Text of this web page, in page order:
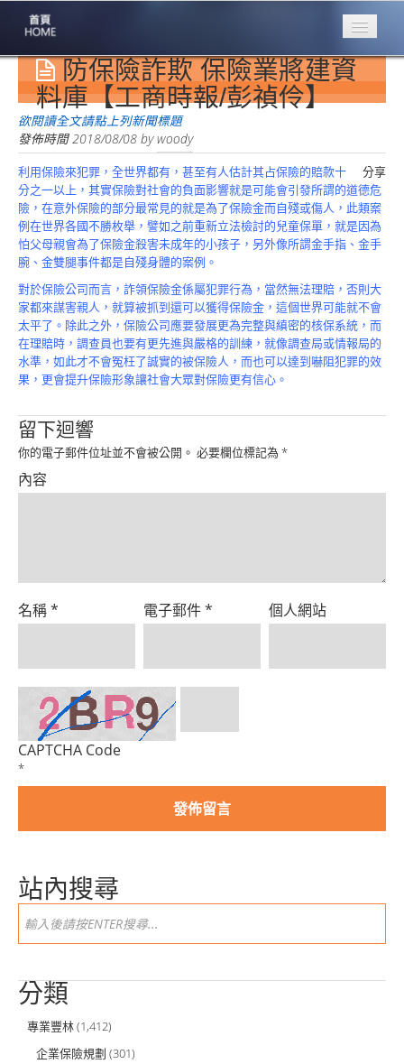
專業豐林
Professional
保險大家談
1386集
台灣商業保險
第一品牌
關於豐林
About
服務項目
Service
火災保額
估算系統
商品簡介
防保險詐欺 保險業將建資
料庫【工商時報/彭禎伶】
欲閱讀全文請點上列新聞標題
發佈時間2018/08/08 bywoody
分享
利用保險來犯罪，全世界都有，甚至有人估計其占保險的賠款十
分之一以上，其實保險對社會的負面影響就是可能會引發所謂的道德危
險，在意外保險的部分最常見的就是為了保險金而自殘或傷人，此類案
例在世界各國不勝枚舉，譬如之前重新立法檢討的兒童保單，就是因為
怕父母親會為了保險金殺害未成年的小孩子，另外像所謂金手指、金手
腕、金雙腿事件都是自殘身體的案例。
對於保險公司而言，詐領保險金係屬犯罪行為，當然無法理賠，否則大
家都來謀害親人，就算被抓到還可以獲得保險金，這個世界可能就不會
太平了。除此之外，保險公司應要發展更為完整與縝密的核保系統，而
在理賠時，調查員也要有更先進與嚴格的訓練，就像調查局或情報局的
水準，如此才不會冤枉了誠實的被保險人，而也可以達到嚇阻犯罪的效
果，更會提升保險形象讓社會大眾對保險更有信心。
留下迴響
你的電子郵件位址並不會被公開。 必要欄位標記為 *
內容
名稱* 電子郵件* 個人網站
CAPTCHA Code
*
站內搜尋
分類
專業豐林(1,412)
企業保險規劃 (301)